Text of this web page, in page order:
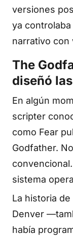
versiones
ya
narrativo con
The
diseñó
En algún
scripter
como Fear
Godfather.
sistema
La historia
Denver
había